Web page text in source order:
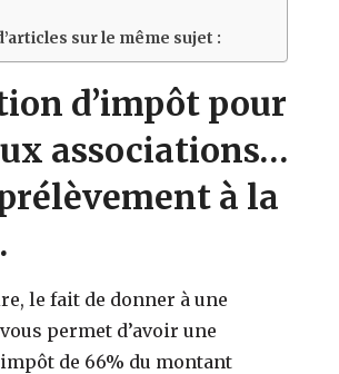
sur le même sujet :
d’impôt pour
associations…
à la
le fait de donner à une
permet d’avoir une
de 66% du montant